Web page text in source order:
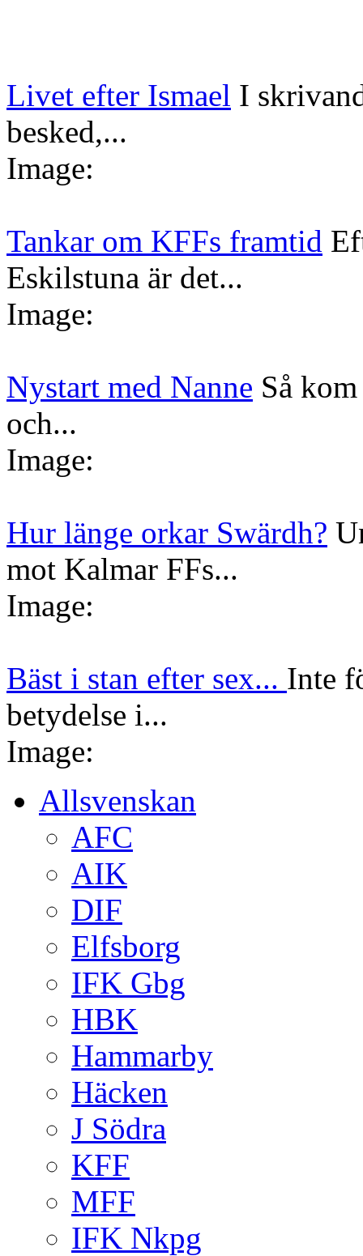
Livet efter Ismael I
besked,...
Image:
Tankar om KFFs framtid
Eskilstuna är det...
Image:
Nystart med Nanne Så
och...
Image:
Hur länge orkar Swärdh?
mot Kalmar FFs...
Image:
Bäst i stan efter sex... Inte
betydelse i...
Image:
Allsvenskan
AFC
AIK
DIF
Elfsborg
IFK Gbg
HBK
Hammarby
Häcken
J Södra
KFF
MFF
IFK Nkpg